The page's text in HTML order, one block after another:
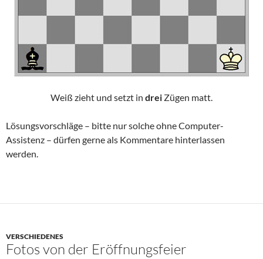
Weiß zieht und setzt in drei Zügen matt.
Lösungsvorschläge – bitte nur solche ohne Computer-
Assistenz – dürfen gerne als Kommentare hinterlassen
werden.
VERSCHIEDENES
Fotos von der Eröffnungsfeier